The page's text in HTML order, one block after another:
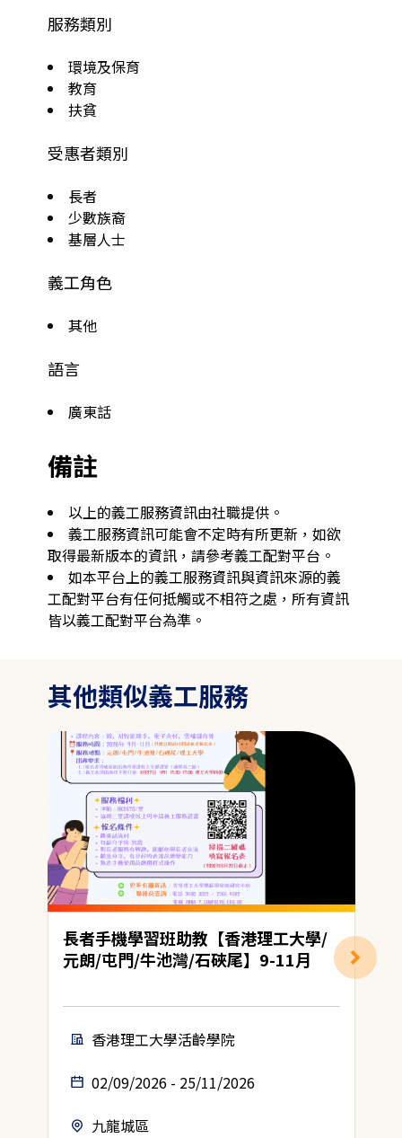
服務類別
環境及保育
教育
扶貧
受惠者類別
長者
少數族裔
基層人士
義工角色
其他
語言
廣東話
備註
以上的義工服務資訊由社職提供。
義工服務資訊可能會不定時有所更新，如欲
取得最新版本的資訊，請參考義工配對平台。
如本平台上的義工服務資訊與資訊來源的義
工配對平台有任何抵觸或不相符之處，所有資訊
皆以義工配對平台為準。
其他類似義工服務
長者手機學習班助教【香港理工大學/
元朗/屯門/牛池灣/石硤尾】9-11月
香港理工大學活齡學院
02/09/2026 - 25/11/2026
九龍城區